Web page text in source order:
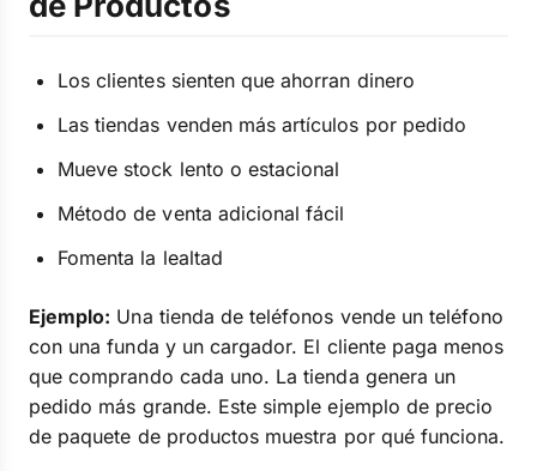
Los clientes sienten que ahorran dinero
Las tiendas venden más artículos por pedido
Mueve stock lento o estacional
Método de venta adicional fácil
Fomenta la lealtad
Ejemplo: Una tienda de teléfonos vende un teléfono
con una funda y un cargador. El cliente paga menos
que comprando cada uno. La tienda genera un
pedido más grande. Este simple ejemplo de precio
de paquete de productos muestra por qué funciona.